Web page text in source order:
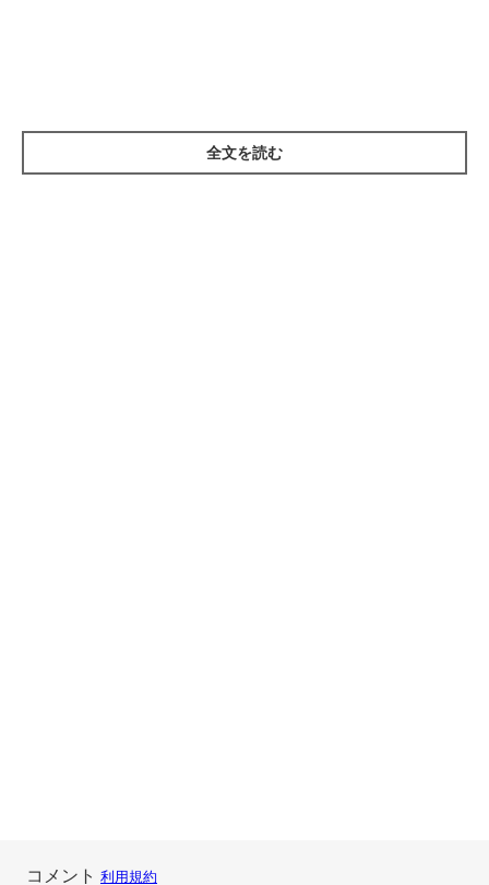
飼い主さんが、いじけているモッシュくんのしっぽを
全文を読む